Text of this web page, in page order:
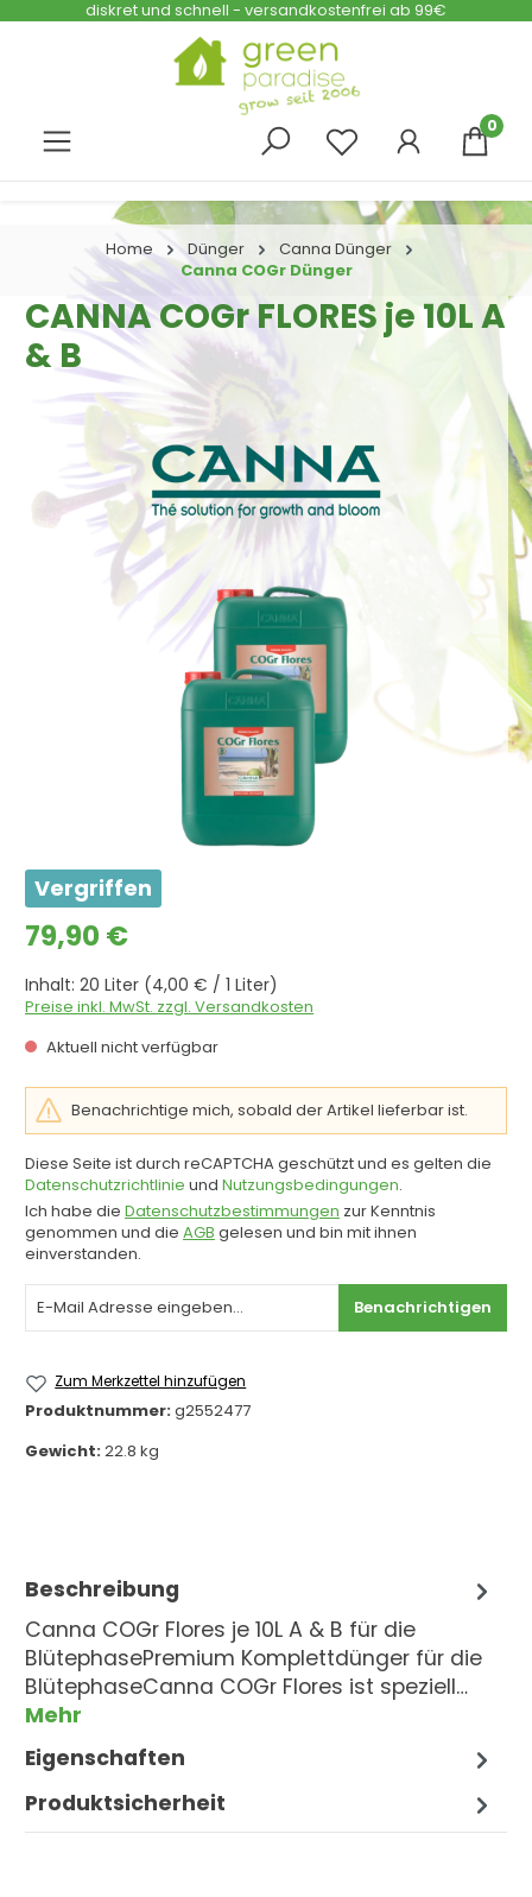
Zum Hauptinhalt springen
diskret und schnell - versandkostenfrei ab 99€
0
Home Dünger
Canna Dünger
Canna COGr Dünger
CANNA COGr FLORES je 10L A
& B
Bildergalerie überspringen
Vergriffen
Regulärer Preis:
79,90 €
Inhalt: 20 Liter (4,00 € / 1 Liter)
Preise inkl. MwSt. zzgl. Versandkosten
Aktuell nicht verfügbar
Benachrichtige mich, sobald der Artikel lieferbar ist.
Diese Seite ist durch reCAPTCHA geschützt und es gelten die
Datenschutzrichtlinie und Nutzungsbedingungen.
Ich habe die Datenschutzbestimmungen zur Kenntnis
genommen und die AGB gelesen und bin mit ihnen
einverstanden.
Benachrichtigen
Zum Merkzettel hinzufügen
Produktnummer:g2552477
Gewicht:22.8 kg
Beschreibung
Canna COGr Flores je 10L A & B für die
BlütephasePremium Komplettdünger für die
BlütephaseCanna COGr Flores ist speziell…
Mehr
Eigenschaften
Produktsicherheit